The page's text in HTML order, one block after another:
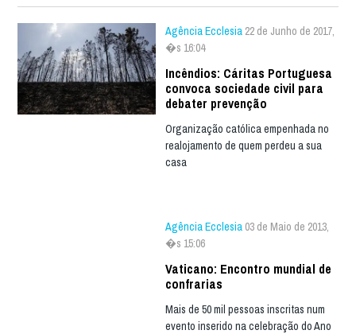
Agência Ecclesia 22 de Junho de 2017,
�s 16:04
Incêndios: Cáritas Portuguesa
convoca sociedade civil para
debater prevenção
Organização católica empenhada no
realojamento de quem perdeu a sua
casa
Agência Ecclesia 03 de Maio de 2013,
�s 15:06
Vaticano: Encontro mundial de
confrarias
Mais de 50 mil pessoas inscritas num
evento inserido na celebração do Ano